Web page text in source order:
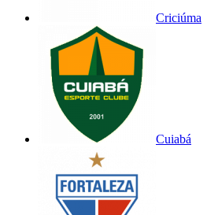
Criciúma
Cuiabá